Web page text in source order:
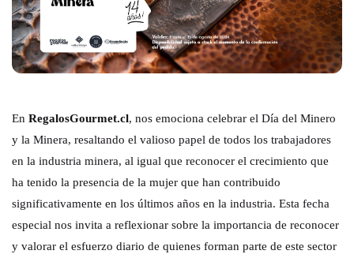
En RegalosGourmet.cl, nos emociona celebrar el Día del Minero
y la Minera, resaltando el valioso papel de todos los trabajadores
en la industria minera, al igual que reconocer el crecimiento que
ha tenido la presencia de la mujer que han contribuido
significativamente en los últimos años en la industria. Esta fecha
especial nos invita a reflexionar sobre la importancia de reconocer
y valorar el esfuerzo diario de quienes forman parte de este sector